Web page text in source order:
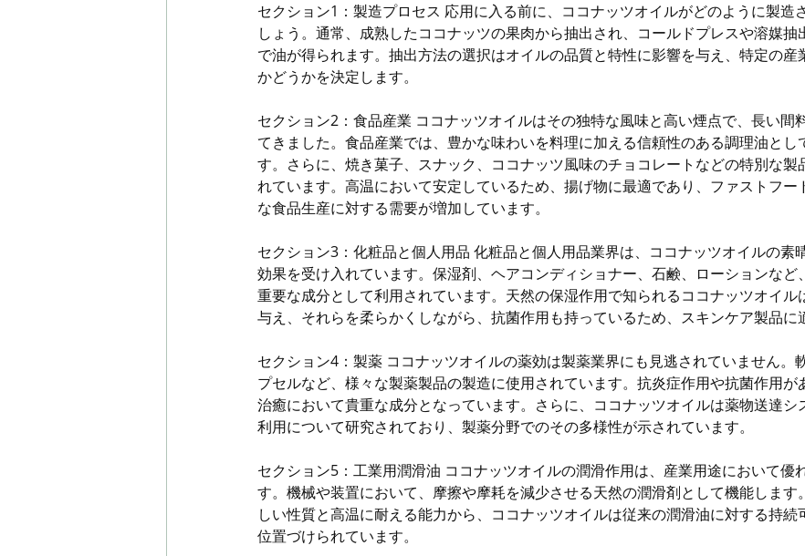
セクション1：製造プロセス 応用に入る前に、ココナッツオイルがどのように製造
しょう。通常、成熟したココナッツの果肉から抽出され、コールドプレスや溶媒抽
で油が得られます。抽出方法の選択はオイルの品質と特性に影響を与え、特定の産
かどうかを決定します。
セクション2：食品産業 ココナッツオイルはその独特な風味と高い煙点で、長い間
てきました。食品産業では、豊かな味わいを料理に加える信頼性のある調理油とし
す。さらに、焼き菓子、スナック、ココナッツ風味のチョコレートなどの特別な製
れています。高温において安定しているため、揚げ物に最適であり、ファストフー
な食品生産に対する需要が増加しています。
セクション3：化粧品と個人用品 化粧品と個人用品業界は、ココナッツオイルの素
効果を受け入れています。保湿剤、ヘアコンディショナー、石鹸、ローションなど
重要な成分として利用されています。天然の保湿作用で知られるココナッツオイル
与え、それらを柔らかくしながら、抗菌作用も持っているため、スキンケア製品に
セクション4：製薬 ココナッツオイルの薬効は製薬業界にも見逃されていません。
プセルなど、様々な製薬製品の製造に使用されています。抗炎症作用や抗菌作用が
治癒において貴重な成分となっています。さらに、ココナッツオイルは薬物送達シ
利用について研究されており、製薬分野でのその多様性が示されています。
セクション5：工業用潤滑油 ココナッツオイルの潤滑作用は、産業用途において優
す。機械や装置において、摩擦や摩耗を減少させる天然の潤滑剤として機能します
しい性質と高温に耐える能力から、ココナッツオイルは従来の潤滑油に対する持続
位置づけられています。